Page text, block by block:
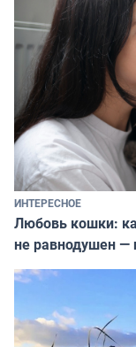
ИНТЕРЕСНОЕ
Любовь кошки:
не равнодушен —